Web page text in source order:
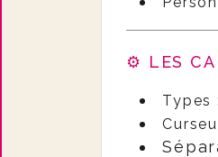
⚙️ LES
Types